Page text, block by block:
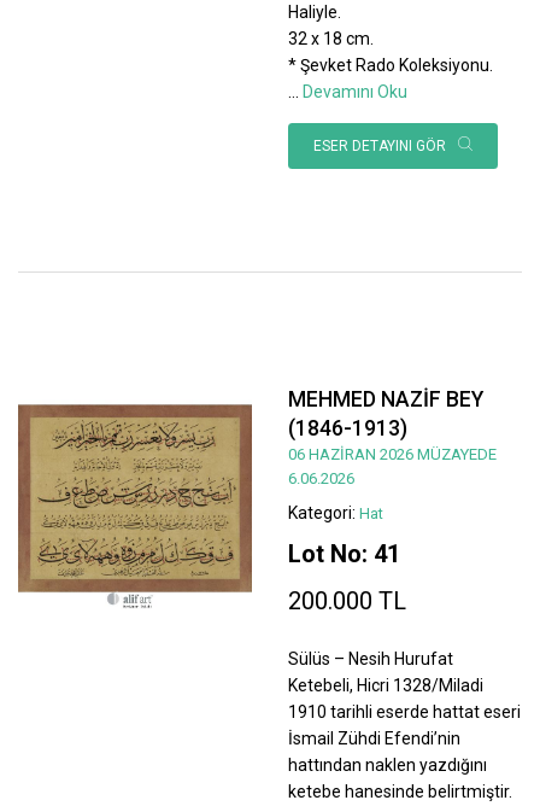
Haliyle.
32 x 18 cm.
* Şevket Rado Koleksiyonu.
Devamını Oku
ESER DETAYINI GÖR
MEHMED NAZİF BEY
(1846-1913)
06 HAZİRAN 2026 MÜZAYEDE
6.06.2026
Kategori: Hat
Lot No: 41
200.000 TL
Sülüs – Nesih Hurufat
Ketebeli, Hicri 1328/Miladi
1910 tarihli eserde hattat eseri
İsmail Zühdi Efendi’nin
hattından naklen yazdığını
ketebe hanesinde belirtmiştir.